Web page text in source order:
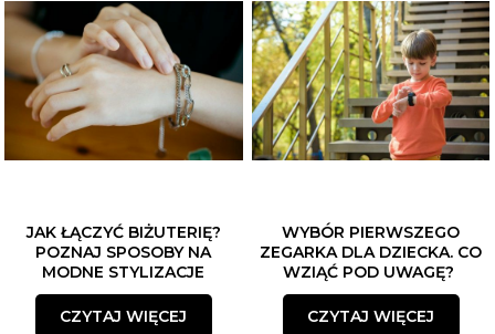
JAK ŁĄCZYĆ BIŻUTERIĘ?
POZNAJ SPOSOBY NA
MODNE STYLIZACJE
CZYTAJ WIĘCEJ
WYBÓR PIERWSZEGO
ZEGARKA DLA DZIECKA. CO
WZIĄĆ POD UWAGĘ?
CZYTAJ WIĘCEJ